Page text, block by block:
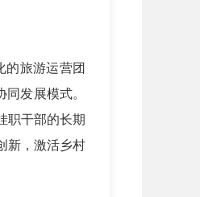
旅游运营团
发展模式。
职干部的长期
新，激活乡村